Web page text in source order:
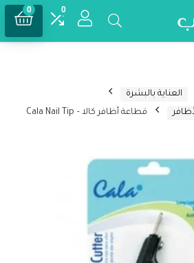
0
0
العناية بالبشرة
قطاعة أظافر كالا – Cala Nail Tip